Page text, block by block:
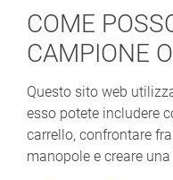
COME
CAMPIONE
Questo sito web
esso potete includere
carrello, confrontare
manopole e creare